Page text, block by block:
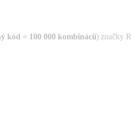
kód = 100 000 kombinácií) značky